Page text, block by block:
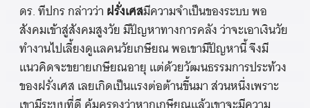
ดร. ทีปกร กล่าวว่า ฝรั่งเศสมีความจำเป็นของระบบ พอ
สังคมเข้าสู่สังคมสูงวัย มีปัญหาทางการคลัง ว่าจะเอาเงินวัย
ทำงานไปเลี้ยงดูแลคนวัยเกษียณ พอเขามีปัญหานี้ จึงมี
แนวคิดจะขยายเกษียณอายุ แต่ด้วยวัฒนธรรมการประท้วง
ของฝรั่งเศส เลยเกิดเป็นแรงต่อต้านขึ้นมา ส่วนหนึ่งเพราะ